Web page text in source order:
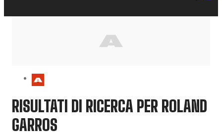
RISULTATI DI RICERCA PER ROLAND
GARROS